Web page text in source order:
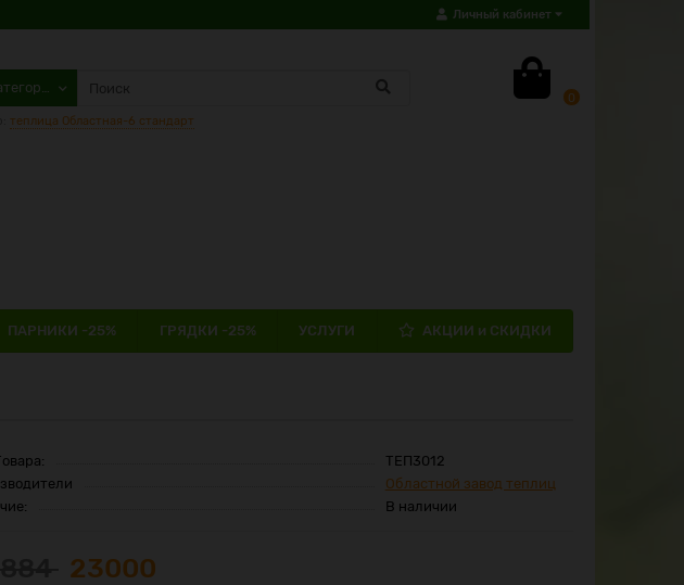
Личный кабинет
0
теплица Областная-6 стандарт
ПАРНИКИ -25% ГРЯДКИ -25% УСЛУГИ АКЦИИ и СКИДКИ
ТЕП3012
Областной завод теплиц
В наличии
23000